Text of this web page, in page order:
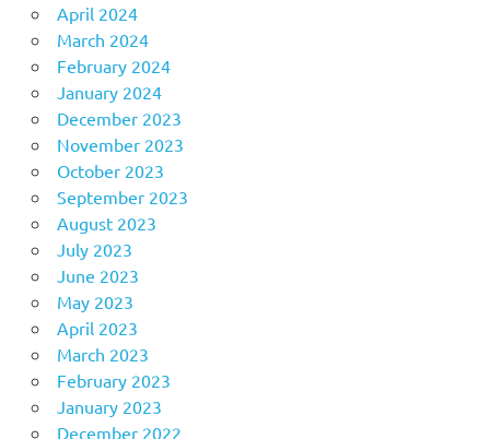
April 2024
March 2024
February 2024
January 2024
December 2023
November 2023
October 2023
September 2023
August 2023
July 2023
June 2023
May 2023
April 2023
March 2023
February 2023
January 2023
December 2022